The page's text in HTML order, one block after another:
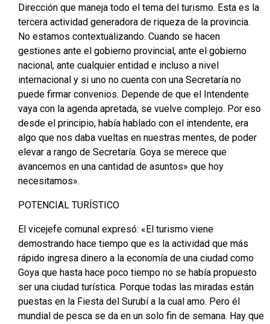
Dirección que maneja todo el tema del turismo. Esta es la
tercera actividad generadora de riqueza de la provincia.
No estamos contextualizando. Cuando se hacen
gestiones ante el gobierno provincial, ante el gobierno
nacional, ante cualquier entidad e incluso a nivel
internacional y si uno no cuenta con una Secretaría no
puede firmar convenios. Depende de que el Intendente
vaya con la agenda apretada, se vuelve complejo. Por eso
desde el principio, había hablado con el intendente, era
algo que nos daba vueltas en nuestras mentes, de poder
elevar a rango de Secretaría. Goya se merece que
avancemos en una cantidad de asuntos» que hoy
necesitamos».
POTENCIAL TURÍSTICO
El vicejefe comunal expresó: «El turismo viene
demostrando hace tiempo que es la actividad que más
rápido ingresa dinero a la economía de una ciudad como
Goya que hasta hace poco tiempo no se había propuesto
ser una ciudad turística. Porque todas las miradas están
puestas en la Fiesta del Surubí a la cual amo. Pero él
mundial de pesca se da en un solo fin de semana. Hay que